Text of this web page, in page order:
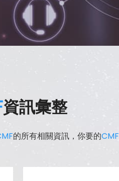
資訊彙整
的所有相關資訊，你要的CMF